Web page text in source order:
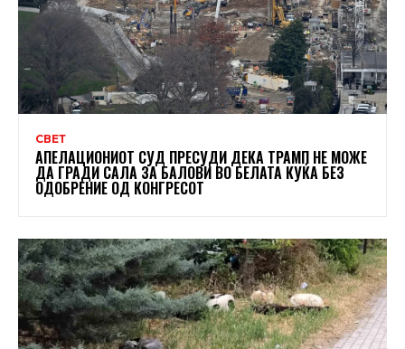
СВЕТ
АПЕЛАЦИОНИОТ СУД ПРЕСУДИ ДЕКА ТРАМП НЕ МОЖЕ
ДА ГРАДИ САЛА ЗА БАЛОВИ ВО БЕЛАТА КУЌА БЕЗ
ОДОБРЕНИЕ ОД КОНГРЕСОТ